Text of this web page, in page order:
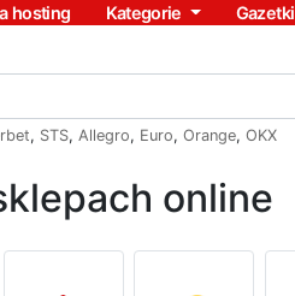
hosting Kategorie Gazetki
, STS, Allegro, Euro, Orange, OKX
online